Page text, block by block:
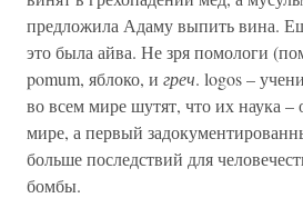
предложила Адаму выпить вина.
это была айва. Не зря помологи
pomum, яблоко, и греч. logos –
во всем мире шутят, что их наука
мире, а первый
больше последствий для
бомбы.